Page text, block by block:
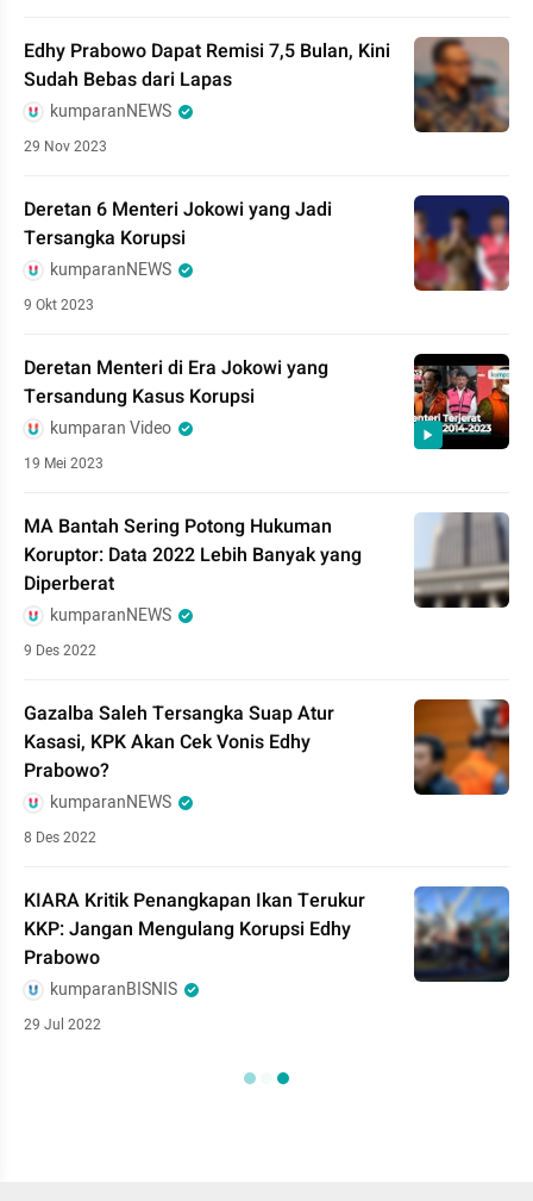
Edhy Prabowo Dapat Remisi 7,5 Bulan, Kini
Sudah Bebas dari Lapas
kumparanNEWS
29 Nov 2023
Deretan 6 Menteri Jokowi yang Jadi
Tersangka Korupsi
kumparanNEWS
9 Okt 2023
Deretan Menteri di Era Jokowi yang
Tersandung Kasus Korupsi
kumparan Video
19 Mei 2023
MA Bantah Sering Potong Hukuman
Koruptor: Data 2022 Lebih Banyak yang
Diperberat
kumparanNEWS
9 Des 2022
Gazalba Saleh Tersangka Suap Atur
Kasasi, KPK Akan Cek Vonis Edhy
Prabowo?
kumparanNEWS
8 Des 2022
KIARA Kritik Penangkapan Ikan Terukur
KKP: Jangan Mengulang Korupsi Edhy
Prabowo
kumparanBISNIS
29 Jul 2022